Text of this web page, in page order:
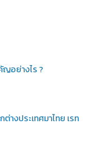
ญอย่างไร ?
างประเทศมาไทย เรท